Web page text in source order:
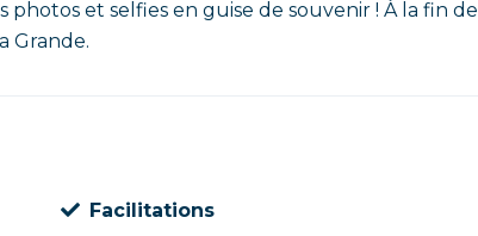
et selfies en guise de souvenir ! À la fin de
Grande.
Facilitations